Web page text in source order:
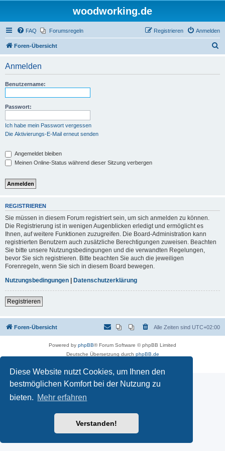
Diese Website nutzt Cookies, um Ihnen den
bestmöglichen Komfort bei der Nutzung zu
bieten. Mehr erfahren
Verstanden!
woodworking.de
FAQ Forumsregeln Anmelden
Registrieren
Foren-Übersicht
Anmelden
Benutzername:
Passwort:
Ich habe mein Passwort vergessen
Die Aktivierungs-E-Mail erneut senden
Angemeldet bleiben
Meinen Online-Status während dieser Sitzung verbergen
REGISTRIEREN
Sie müssen in diesem Forum registriert sein, um sich anmelden zu können.
Die Registrierung ist in wenigen Augenblicken erledigt und ermöglicht es
Ihnen, auf weitere Funktionen zuzugreifen. Die Board-Administration kann
registrierten Benutzern auch zusätzliche Berechtigungen zuweisen. Beachten
Sie bitte unsere Nutzungsbedingungen und die verwandten Regelungen,
bevor Sie sich registrieren. Bitte beachten Sie auch die jeweiligen
Forenregeln, wenn Sie sich in diesem Board bewegen.
Nutzungsbedingungen | Datenschutzerklärung
Registrieren
Foren-Übersicht Alle Zeiten sind UTC+02:00
Powered by phpBB® Forum Software © phpBB Limited
Deutsche Übersetzung durch phpBB.de